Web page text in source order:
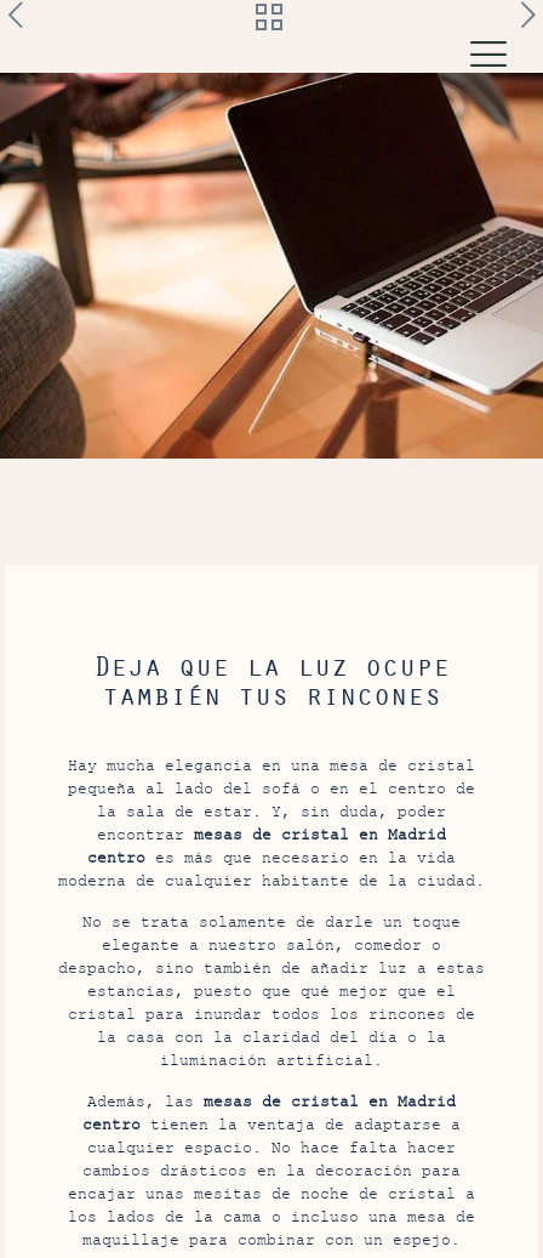
Deja que la luz ocupe
también tus rincones
Hay mucha elegancia en una mesa de cristal
pequeña al lado del sofá o en el centro de
la sala de estar. Y, sin duda, poder
encontrar mesas de cristal en Madrid
centroes más que necesario en la vida
moderna de cualquier habitante de la ciudad.
No se trata solamente de darle un toque
elegante a nuestro salón, comedor o
despacho, sino también de añadir luz a estas
estancias, puesto que qué mejor que el
cristal para inundar todos los rincones de
la casa con la claridad del día o la
iluminación artificial.
Además, las mesas de cristal en Madrid
centrotienen la ventaja de adaptarse a
cualquier espacio. No hace falta hacer
cambios drásticos en la decoración para
encajar unas mesitas de noche de cristal a
los lados de la cama o incluso una mesa de
maquillaje para combinar con un espejo.